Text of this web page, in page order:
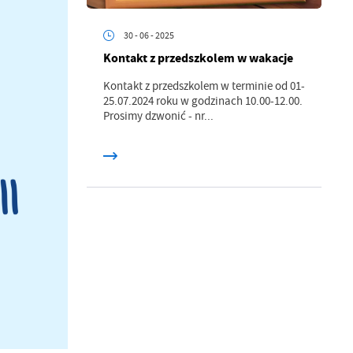
30 - 06 - 2025
Kontakt z przedszkolem w wakacje
Kontakt z przedszkolem w terminie od 01-
25.07.2024 roku w godzinach 10.00-12.00.
Prosimy dzwonić - nr...